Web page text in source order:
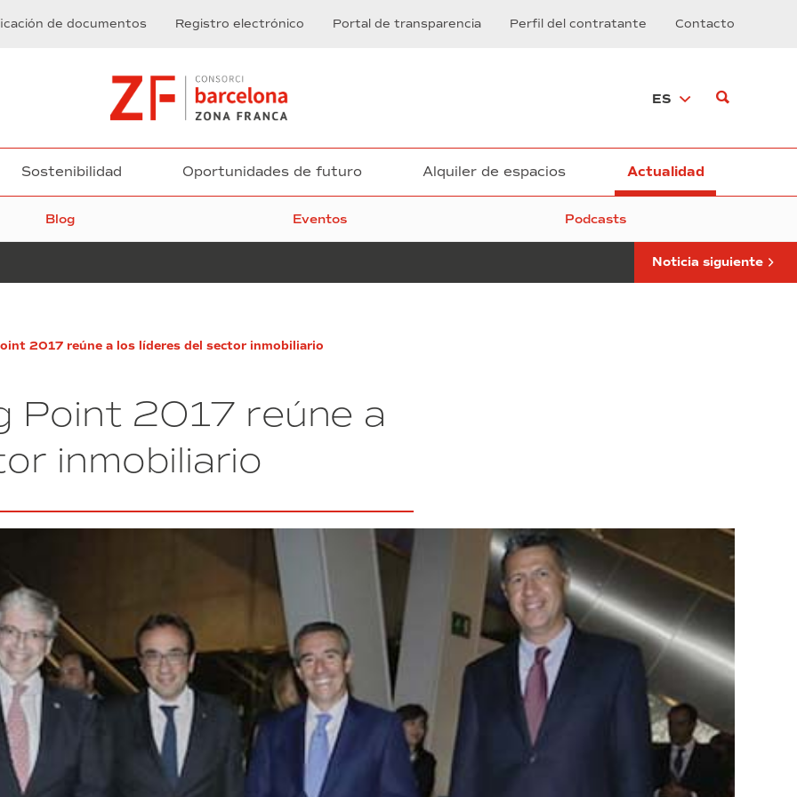
de documentos Registro electrónico Portal de transparencia Perfil del contratante Contacto
ES
Sostenibilidad Oportunidades de futuro Alquiler de espacios Actualidad
Blog Eventos Podcasts
primera
cotizadas
protagonistas
en
Noticia siguiente
2017 reúne a los líderes del sector inmobiliario
Point 2017 reúne a
inmobiliario
primera
cuatro
grandes
españolas
son
en
BMP